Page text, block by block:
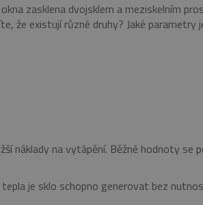
zasklena dvojsklem a meziskelním
že existují různé druhy? Jaké parametry
náklady na vytápění. Běžné hodnoty se
je sklo schopno generovat bez